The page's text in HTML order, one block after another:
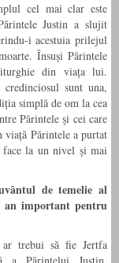
cel mai clar este
Justin a slujit
i acestuia prilejul
Însuși Părintele
din viața lui.
sunt una,
simplă de om la cea
Părintele și cei care
Părintele a purtat
face la un nivel și mai
de temelie al
an important pentru
ar trebui să fie Jertfa